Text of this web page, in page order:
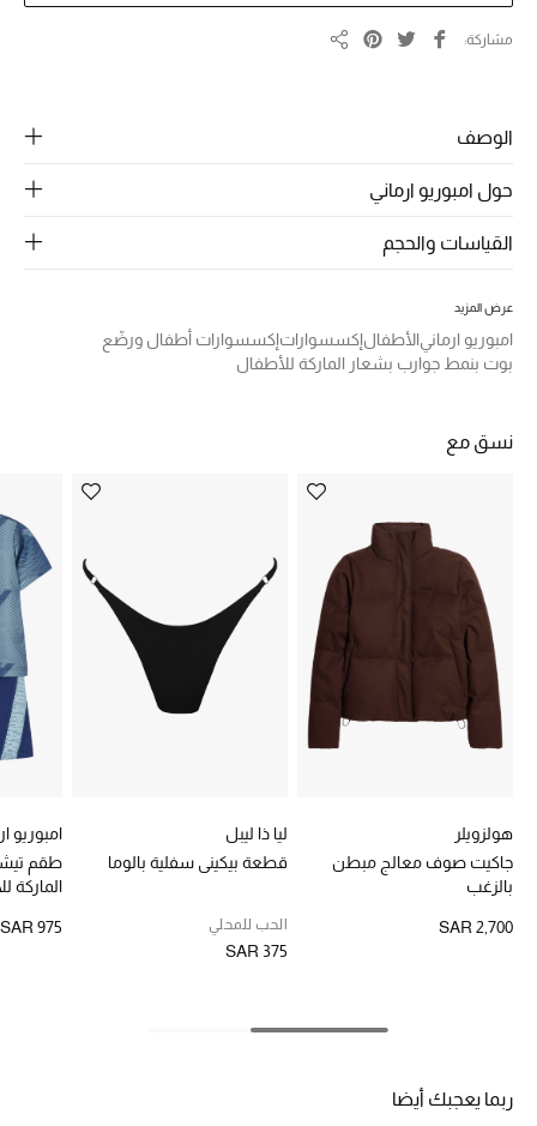
الموسم الجديد
حصريًا عبر الإنترنت
جميع إصدارتنا النسائية
تشكيلة المناسبات للنساء
الحب للمحلي
حقائب وأحذية متطابقة
هدايا للنساء
ركن الفخامة
جميع الملابس النسائية
جميع الحقائب النسائية
جميع الإكسسورات النسائية
مشاركة
الوصف
حول امبوريو ارماني
القياسات والحجم
عرض المزيد
امبوريو ارمانيالأطفالإكسسواراتإكسسوارات أطفال ورضّع
بوت بنمط جوارب بشعار الماركة للأطفال
نسق مع
هولزويلر
جاكيت صوف معالج مبطن
بالزغب
SAR 2,700
ليا ذا ليبل
قطعة بيكيني سفلية بالوما
الحب للمحلي
SAR 375
امبوريو
طقم
الماركة
SAR 975
ربما يعجبك أيضا